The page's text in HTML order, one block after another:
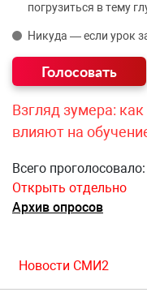
погрузиться в тему
Никуда — если урок
Взгляд зумера:
влияют на
Всего
Открыть отдельно
Архив опросов
Новости СМИ2